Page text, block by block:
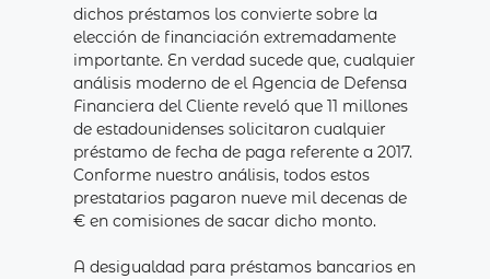
dichos préstamos los convierte sobre la
elección de financiación extremadamente
importante. En verdad sucede que, cualquier
análisis moderno de el Agencia de Defensa
Financiera del Cliente reveló que 11 millones
de estadounidenses solicitaron cualquier
préstamo de fecha de paga referente a 2017.
Conforme nuestro análisis, todos estos
prestatarios pagaron nueve mil decenas de
€ en comisiones de sacar dicho monto.
A desigualdad para préstamos bancarios en